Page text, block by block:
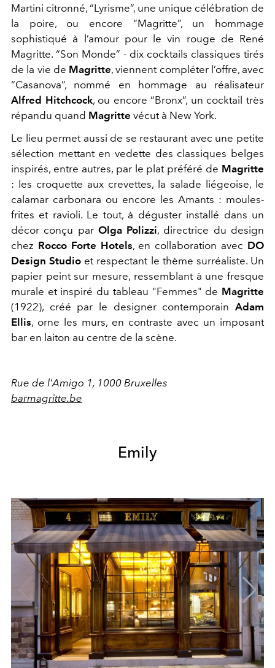
Martini citronné, “Lyrisme”, une unique célébration de
la poire, ou encore “Magritte”, un hommage
sophistiqué à l’amour pour le vin rouge de René
Magritte. “Son Monde” - dix cocktails classiques tirés
de la vie de Magritte, viennent compléter l’offre, avec
“Casanova”, nommé en hommage au réalisateur
Alfred Hitchcock, ou encore “Bronx”, un cocktail très
répandu quand Magritte vécut à New York.
Le lieu permet aussi de se restaurant avec une petite
sélection mettant en vedette des classiques belges
inspirés, entre autres, par le plat préféré de Magritte
: les croquette aux crevettes, la salade liégeoise, le
calamar carbonara ou encore les Amants : moules-
frites et ravioli. Le tout, à déguster installé dans un
décor conçu par Olga Polizzi, directrice du design
chez Rocco Forte Hotels, en collaboration avec DO
Design Studio et respectant le thème surréaliste. Un
papier peint sur mesure, ressemblant à une fresque
murale et inspiré du tableau "Femmes" de Magritte
(1922), créé par le designer contemporain Adam
Ellis, orne les murs, en contraste avec un imposant
bar en laiton au centre de la scène.
Rue de l'Amigo 1, 1000 Bruxelles
barmagritte.be
Emily